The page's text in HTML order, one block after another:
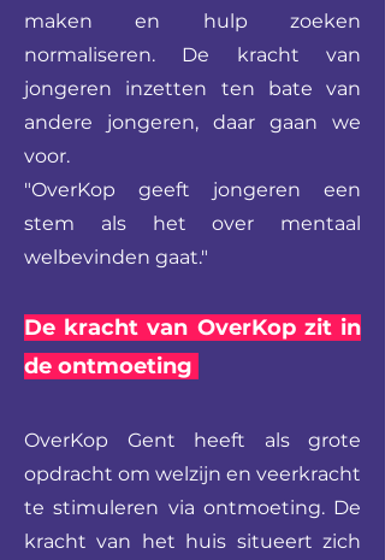
maken en hulp zoeken
normaliseren. De kracht van
jongeren inzetten ten bate van
andere jongeren, daar gaan we
voor.
"OverKop geeft jongeren een
stem als het over mentaal
welbevinden gaat."
De kracht van OverKop zit in
de ontmoeting
OverKop Gent heeft als grote
opdracht om welzijn en veerkracht
te stimuleren via ontmoeting. De
kracht van het huis situeert zich